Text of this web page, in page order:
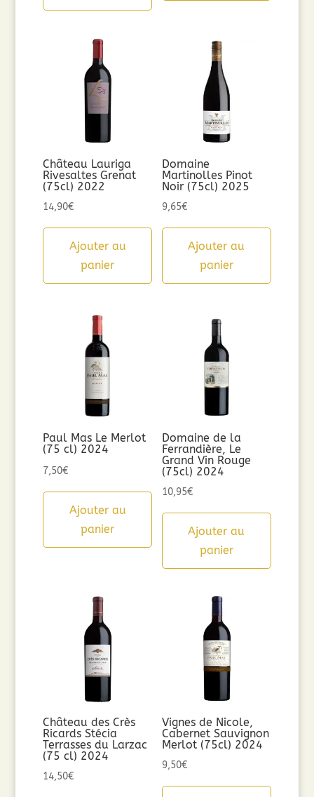
Château Lauriga
Rivesaltes Grenat
(75cl) 2022
14,90€
Ajouter au
panier
Domaine
Martinolles Pinot
Noir (75cl) 2025
9,65€
Ajouter au
panier
Paul Mas Le Merlot
(75 cl) 2024
7,50€
Ajouter au
panier
Domaine de la
Ferrandière, Le
Grand Vin Rouge
(75cl) 2024
10,95€
Ajouter au
panier
Château des Crès
Ricards Stécia
Terrasses du Larzac
(75 cl) 2024
14,50€
Vignes de Nicole,
Cabernet Sauvignon
Merlot (75cl) 2024
9,50€